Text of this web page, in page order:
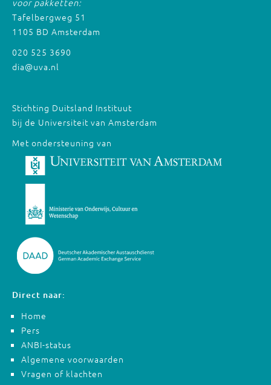
voor pakketten:
Tafelbergweg 51
1105 BD Amsterdam
020 525 3690
dia@uva.nl
Stichting Duitsland Instituut
bij de Universiteit van Amsterdam
Met ondersteuning van
Direct naar:
Home
Pers
ANBI-status
Algemene voorwaarden
Vragen of klachten